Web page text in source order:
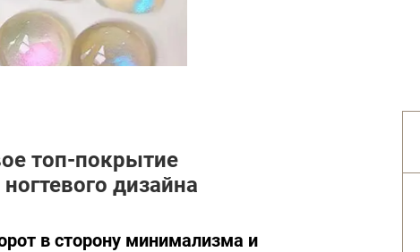
топ-покрытие
дизайна
в сторону минимализма и